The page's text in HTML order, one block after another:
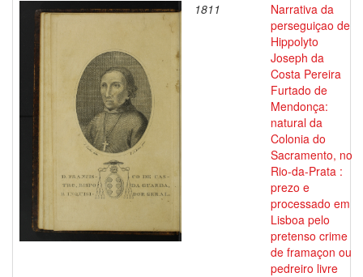
1811
Narrativa da
perseguiçao de
Hippolyto
Joseph da
Costa Pereira
Furtado de
Mendonça:
natural da
Colonia do
Sacramento, no
Rio-da-Prata :
prezo e
processado em
Lisboa pelo
pretenso crime
de framaçon ou
pedreiro livre